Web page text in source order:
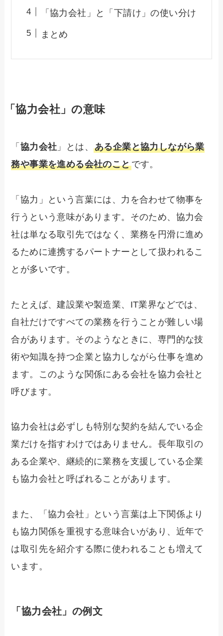
「協力会社」と「下請け」の使い分け
まとめ
「協力会社」の意味
「 協力会社 」とは、ある企業と協力しながら業
務や事業を進める会社のことです。
「協力」という言葉には、力を合わせて物事を
行うという意味があります。そのため、協力会
社は単なる取引先ではなく、業務を円滑に進め
るために連携するパートナーとして扱われるこ
とが多いです。
たとえば、建設業や製造業、IT業界などでは、
自社だけですべての業務を行うことが難しい場
合があります。そのようなときに、専門的な技
術や知識を持つ企業と協力しながら仕事を進め
ます。このような関係にある会社を協力会社と
呼びます。
協力会社は必ずしも特別な契約を結んでいる企
業だけを指すわけではありません。長年取引の
ある企業や、継続的に業務を支援している企業
も協力会社と呼ばれることがあります。
また、「協力会社」という言葉は上下関係より
も協力関係を重視する意味合いがあり、近年で
は取引先を紹介する際に使われることも増えて
います。
「協力会社」の例文